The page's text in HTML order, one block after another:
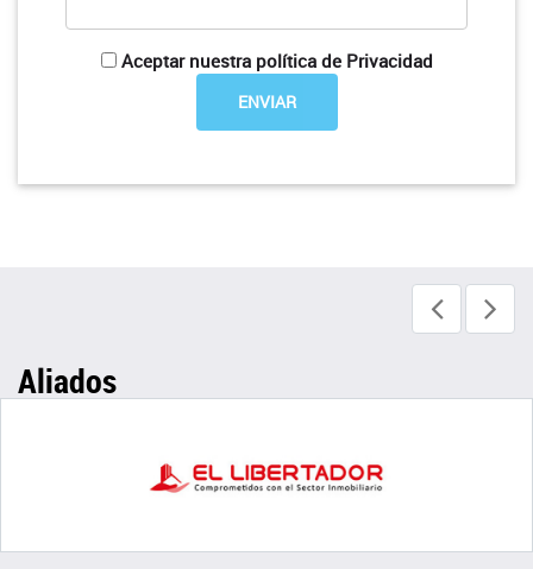
Aceptar nuestra política de Privacidad
Aliados